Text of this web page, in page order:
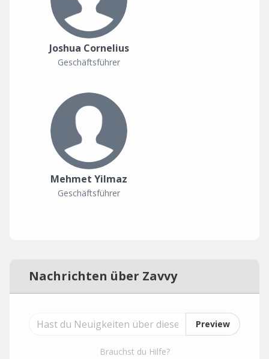
Joshua Cornelius
Geschäftsführer
Mehmet Yilmaz
Geschäftsführer
Nachrichten über Zavvy
Preview
Brauchst du Hilfe?